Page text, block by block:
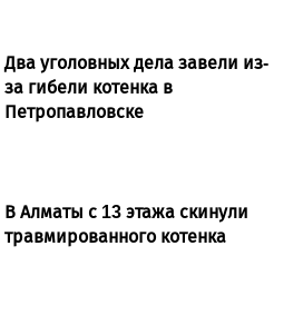
Два уголовных дела завели из-
за гибели котенка в
Петропавловске
В Алматы с 13 этажа скинули
травмированного котенка